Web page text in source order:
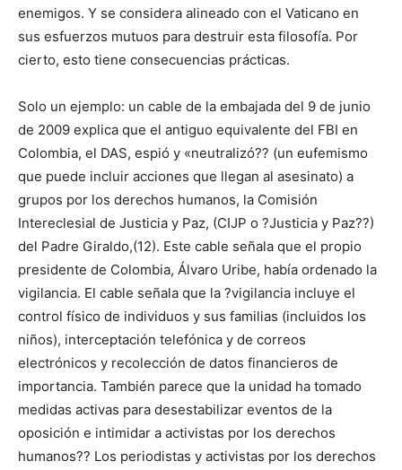
enemigos. Y se considera alineado con el Vaticano en
sus esfuerzos mutuos para destruir esta filosofía. Por
cierto, esto tiene consecuencias prácticas.
Solo un ejemplo: un cable de la embajada del 9 de junio
de 2009 explica que el antiguo equivalente del FBI en
Colombia, el DAS, espió y «neutralizó?? (un eufemismo
que puede incluir acciones que llegan al asesinato) a
grupos por los derechos humanos, la Comisión
Intereclesial de Justicia y Paz, (CIJP o ?Justicia y Paz??)
del Padre Giraldo,(12). Este cable señala que el propio
presidente de Colombia, Álvaro Uribe, había ordenado la
vigilancia. El cable señala que la ?vigilancia incluye el
control físico de individuos y sus familias (incluidos los
niños), interceptación telefónica y de correos
electrónicos y recolección de datos financieros de
importancia. También parece que la unidad ha tomado
medidas activas para desestabilizar eventos de la
oposición e intimidar a activistas por los derechos
humanos?? Los periodistas y activistas por los derechos